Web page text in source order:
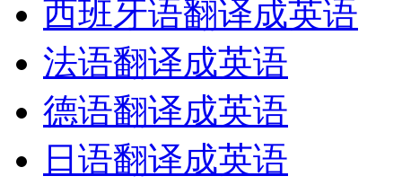
西班牙语翻译成英语
法语翻译成英语
德语翻译成英语
日语翻译成英语